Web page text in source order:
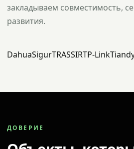
закладываем совместимость,
развития.
DahuaSigurTRASSIRTP-Link
ДОВЕРИЕ